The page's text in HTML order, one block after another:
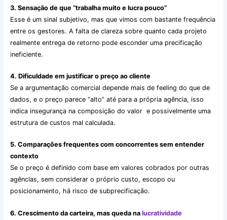
3. Sensação de que “trabalha muito e lucra pouco”
Esse é um sinal subjetivo, mas que vimos com bastante frequência
entre os gestores. A falta de clareza sobre quanto cada projeto
realmente entrega de retorno pode esconder uma precificação
ineficiente.
4. Dificuldade em justificar o preço ao cliente
Se a argumentação comercial depende mais de feeling do que de
dados, e o preço parece “alto” até para a própria agência, isso
indica insegurança na composição do valor e possivelmente uma
estrutura de custos mal calculada.
5. Comparações frequentes com concorrentes sem entender
contexto
Se o preço é definido com base em valores cobrados por outras
agências, sem considerar o próprio custo, escopo ou
posicionamento, há risco de subprecificação.
6. Crescimento da carteira, mas queda na lucratividade